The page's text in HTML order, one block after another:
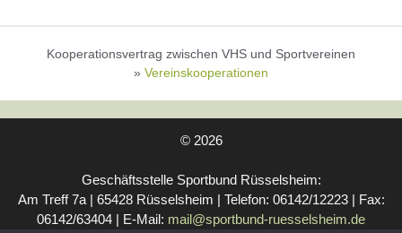
Kooperationsvertrag zwischen VHS und Sportvereinen
» Vereinskooperationen
© 2026
Geschäftsstelle Sportbund Rüsselsheim:
Am Treff 7a | 65428 Rüsselsheim | Telefon: 06142/12223 | Fax:
06142/63404 | E-Mail: mail@sportbund-ruesselsheim.de